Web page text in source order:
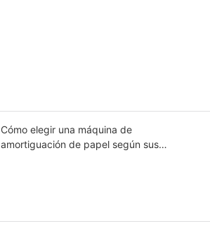
Cómo elegir una máquina de
amortiguación de papel según sus